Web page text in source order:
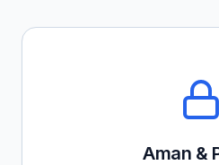
Aman &